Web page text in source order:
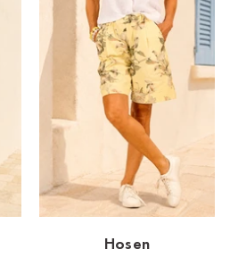
Hosen